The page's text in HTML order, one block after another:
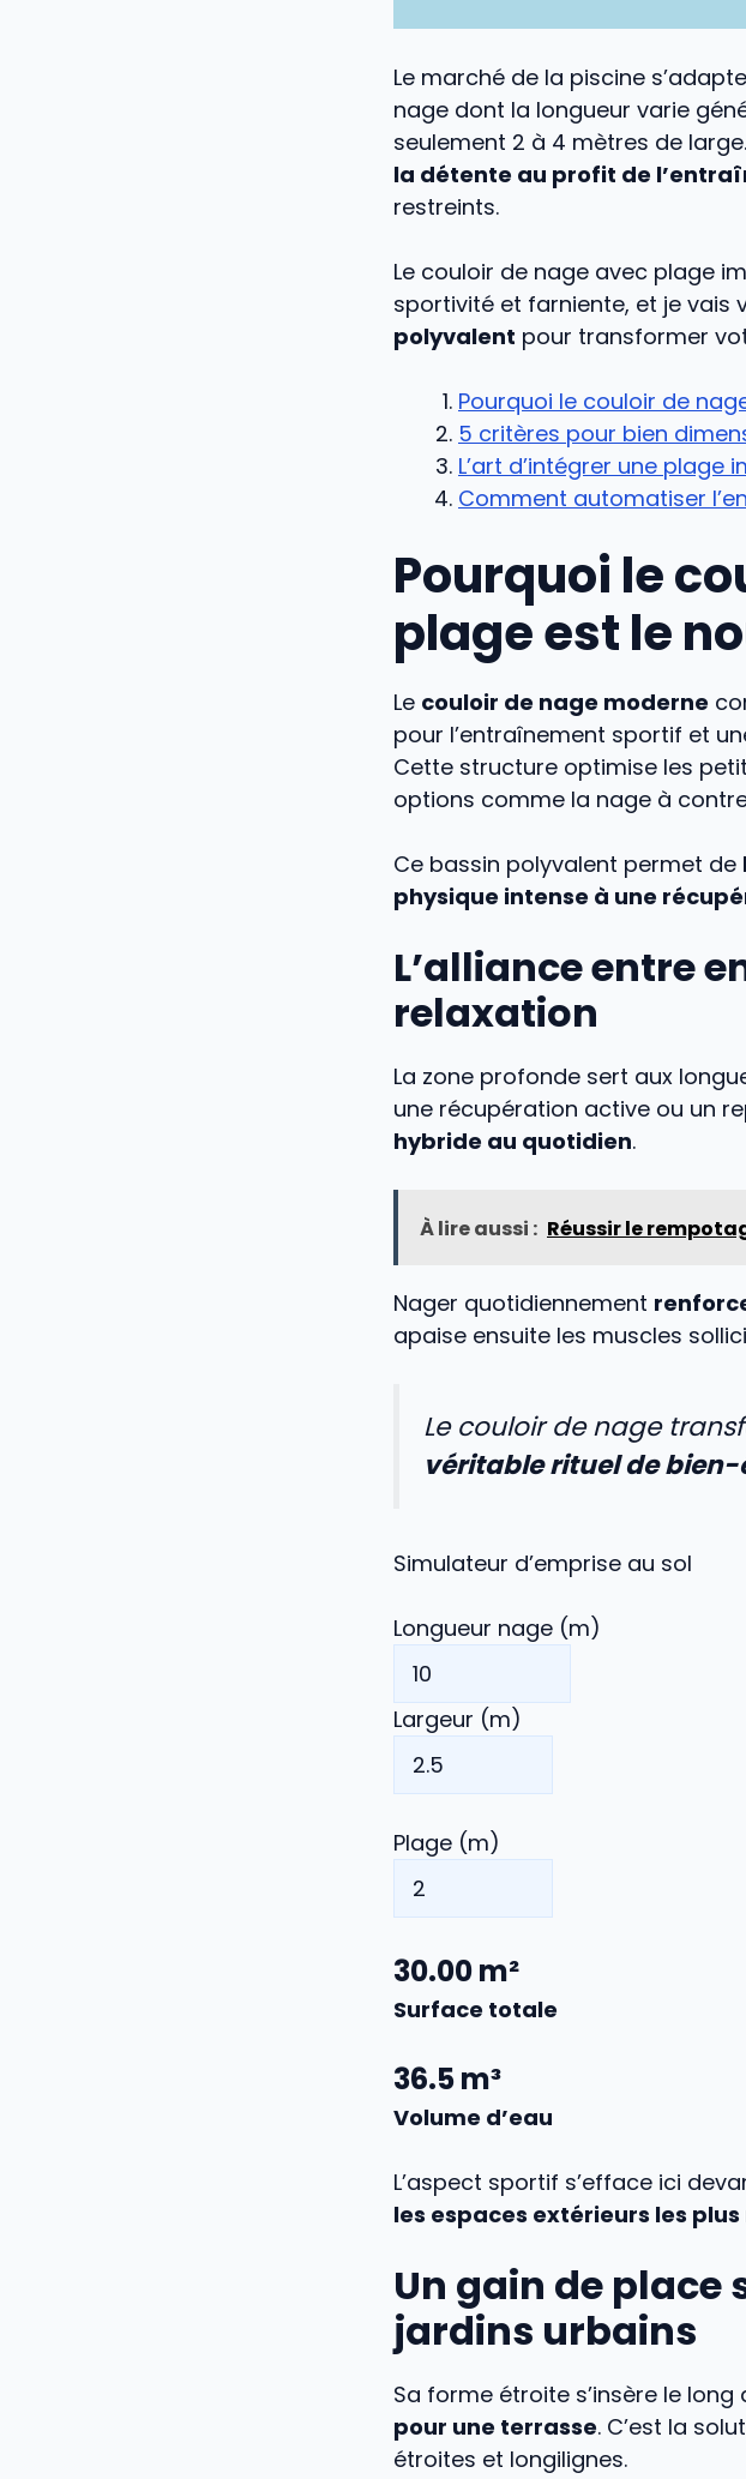
Le marché de la piscine
nage dont la longueur varie
seulement 2 à 4 mètres de
la détente au profit de
restreints.
Le couloir de nage avec plage
sportivité et farniente, et je vais
polyvalent pour transformer
Pourquoi le couloir de
5 critères pour bien
L’art d’intégrer une
Comment automatiser
Pourquoi le
plage est le
Le couloir de nage moderne
pour l’entraînement sportif et
Cette structure optimise les
options comme la nage à
Ce bassin polyvalent permet de
physique intense à une
L’alliance entre
relaxation
La zone profonde sert aux
une récupération active ou un
hybride au quotidien.
À lire aussi : Réussir le
Nager quotidiennement
apaise ensuite les muscles
Le couloir de nage
véritable rituel de
Simulateur d’emprise au sol
Longueur nage (m)
Largeur (m)
Plage (m)
30.00m²
Surface totale
36.5m³
Volume d’eau
L’aspect sportif s’efface ici
les espaces extérieurs les
Un gain de
jardins urbains
Sa forme étroite s’insère le long
pour une terrasse. C’est la
étroites et longilignes.